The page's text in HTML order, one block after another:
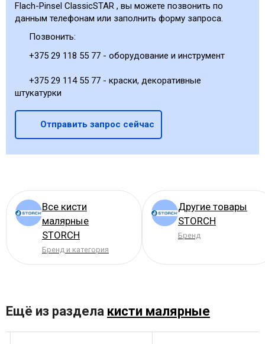
Flach-Pinsel ClassicSTAR , вы можете позвонить по
данным телефонам или заполнить форму запроса.
Позвонить:
+375 29 118 55 77 - оборудование и инструмент
+375 29 114 55 77 - краски, декоративные
штукатурки
Отправить запрос сейчас
Все кисти
малярные
STORCH
Бренд и категория
Другие товары
STORCH
Бренд
Ещё из раздела кисти малярные